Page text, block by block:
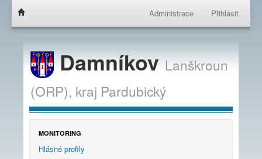
Administrace Přihlásit
DamníkovLanškroun
(ORP), kraj Pardubický
MONITORING
Hlásné profily